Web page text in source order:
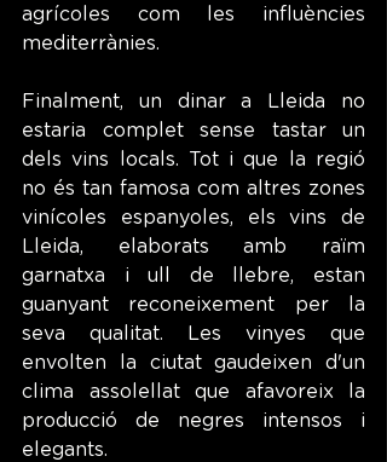
agrícoles com les influències
mediterrànies.
Finalment, un dinar a Lleida no
estaria complet sense tastar un
dels vins locals. Tot i que la regió
no és tan famosa com altres zones
vinícoles espanyoles, els vins de
Lleida, elaborats amb raïm
garnatxa i ull de llebre, estan
guanyant reconeixement per la
seva qualitat. Les vinyes que
envolten la ciutat gaudeixen d'un
clima assolellat que afavoreix la
producció de negres intensos i
elegants.